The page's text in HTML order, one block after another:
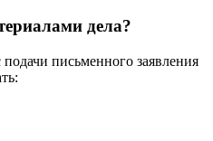
дела?
письменного заявления